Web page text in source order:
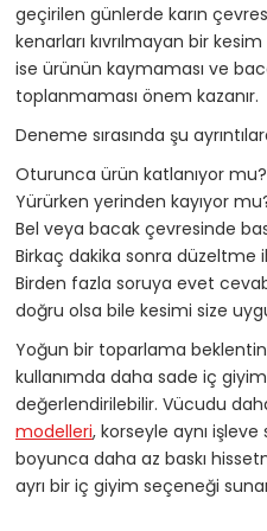
geçirilen günlerde karın
kenarları kıvrılmayan bir
ise ürünün kaymaması ve
toplanmaması önem kazanır.
Deneme sırasında şu
Oturunca ürün katlanıyor mu?
Yürürken yerinden kayıyor
Bel veya bacak çevresinde
Birkaç dakika sonra düzeltme
Birden fazla soruya evet
doğru olsa bile kesimi size
Yoğun bir toparlama
kullanımda daha sade iç
değerlendirilebilir. Vücudu
modelleri, korseyle aynı
boyunca daha az baskı
ayrı bir iç giyim seçeneği